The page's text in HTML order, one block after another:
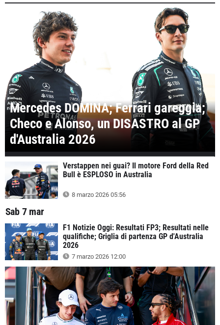
Mercedes DOMINA; Ferrari gareggia;
Checo e Alonso, un DISASTRO al GP
d'Australia 2026
Verstappen nei guai? Il motore Ford della Red
Bull è ESPLOSO in Australia
8 marzo 2026 05:56
Sab 7 mar
F1 Notizie Oggi: Resultati FP3; Resultati nelle
qualifiche; Griglia di partenza GP d'Australia
2026
7 marzo 2026 12:00